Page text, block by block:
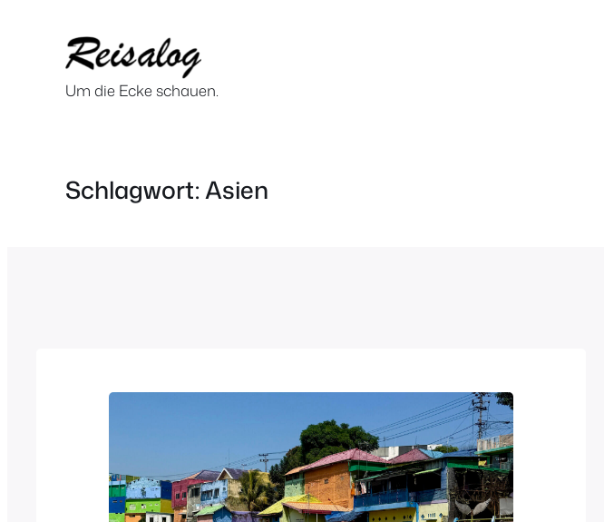
springenUm die Ecke schauen.
Schlagwort:Asien